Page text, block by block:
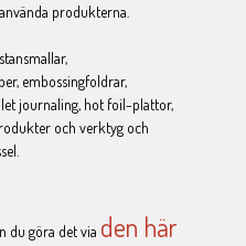
produkterna.
embossingfoldrar,
journaling, hot foil-plattor,
och verktyg och
du göra det via den här